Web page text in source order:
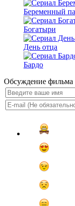
Беременный
Богатыри
День отца
Бардо
Обсуждение фильма